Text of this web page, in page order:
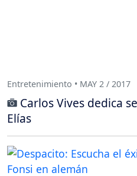
Entretenimiento • MAY 2 / 2017
Carlos Vives dedica
Elías